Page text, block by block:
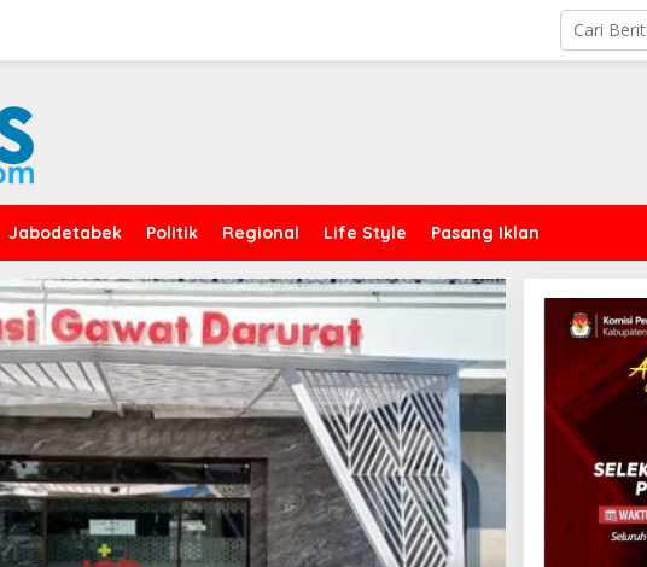
Jabodetabek Politik Regional Life Style Pasang Iklan